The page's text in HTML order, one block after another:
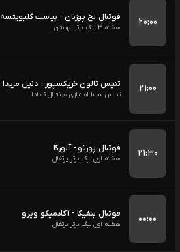
۲۰:۰۰ فوتبال لخ پوزنان - پیاست گلیویتسه
هفته 3 لیگ برتر لهستان
۲۱:۰۰ تنیس تالون خریکسپور - دنیل مریدا
تنیس 1000 امتیازی مونترال کانادا
۲۱:۳۰ فوتبال پورتو - آلورکا
هفته اول لیگ برتر پرتغال
۰۰:۰۰ فوتبال بنفیکا - آکادمیکو ویزو
هفته اول لیگ برتر پرتغال